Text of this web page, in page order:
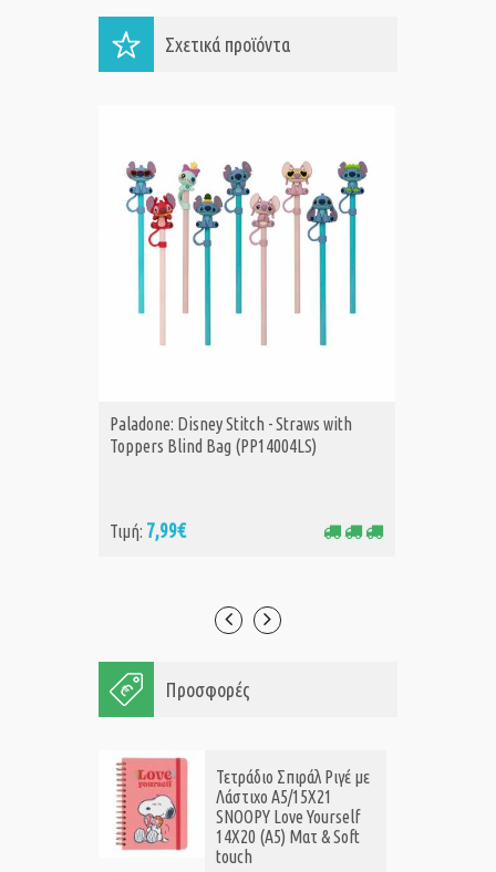
Σχετικά προϊόντα
ΑΓΟΡΑ
Paladone: Disney Stitch - Straws with
Toppers Blind Bag (PP14004LS)
Τιμή: 7,99€
Προσφορές
Τετράδιο Σπιράλ Ριγέ με
Λάστιχο A5/15X21
SNOOPY Love Yourself
14X20 (Α5) Ματ & Soft
touch